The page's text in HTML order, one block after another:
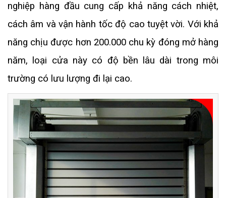
nghiệp hàng đầu cung cấp khả năng cách nhiệt,
cách âm và vận hành tốc độ cao tuyệt vời. Với khả
năng chịu được hơn 200.000 chu kỳ đóng mở hàng
năm, loại cửa này có độ bền lâu dài trong môi
trường có lưu lượng đi lại cao.